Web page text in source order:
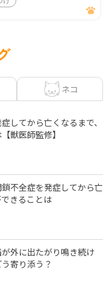
ネコ
してから亡くなるまで、
獣医師監修】
不全症を発症してから亡
きることは
外に出たがり鳴き続け
寄り添う？